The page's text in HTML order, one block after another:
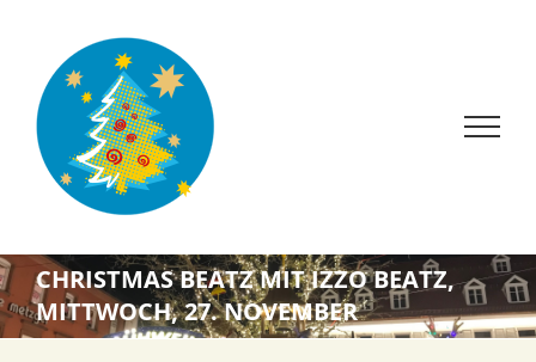
springen
CHRISTMAS BEATZ MIT IZZO BEATZ,
MITTWOCH, 27. NOVEMBER